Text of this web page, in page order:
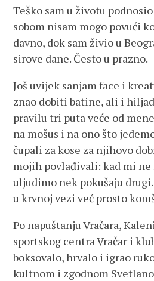
Teško sam u životu
sobom nisam mogo povući
davno, dok sam živio u
sirove dane. Često u prazno.
Još uvijek sanjam face i
znao dobiti batine, ali i
pravilu tri puta veće od
na mošus i na ono što
čupali za kose za njihovo
mojih povlađivali: kad mi ne
uljudimo nek pokušaju
u krvnoj vezi već prosto
Po napuštanju Vračara,
sportskog centra Vračar i
boksovalo, hrvalo i igrao
kultnom i zgodnom